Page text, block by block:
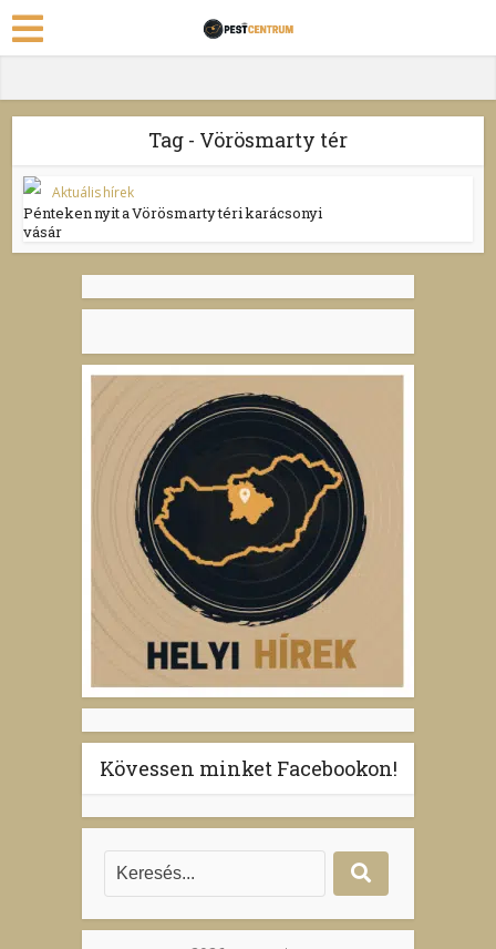
Tag - Vörösmarty tér
Aktuális hírek
Pénteken nyit a Vörösmarty téri karácsonyi
vásár
Kövessen minket Facebookon!